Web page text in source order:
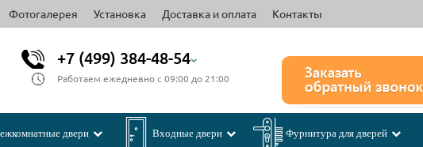
Фотогалерея Установка Доставка и оплата Контакты
+7 (499) 384-48-54
Работаем ежедневно с 09:00 до 21:00
двери Входные двери Фурнитура для дверей